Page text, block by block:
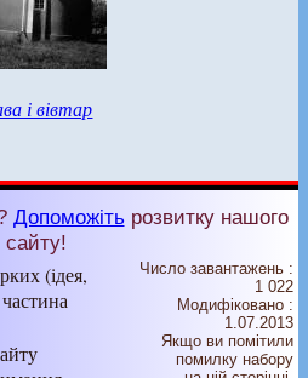
і вівтар
Допоможітьрозвитку нашого
сайту!
(ідея,
Число завантажень :
1 022
Модифіковано :
1.07.2013
Якщо ви помітили
помилку набору